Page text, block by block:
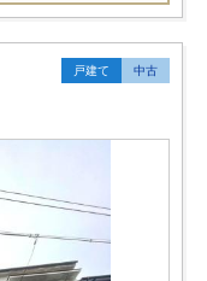
戸建て 中古